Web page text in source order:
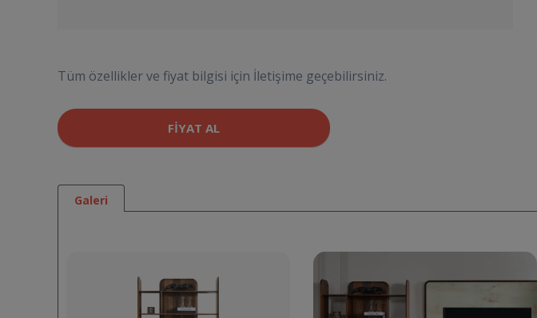
Tüm özellikler ve fiyat bilgisi için İletişime geçebilirsiniz.
FIYAT AL
Galeri